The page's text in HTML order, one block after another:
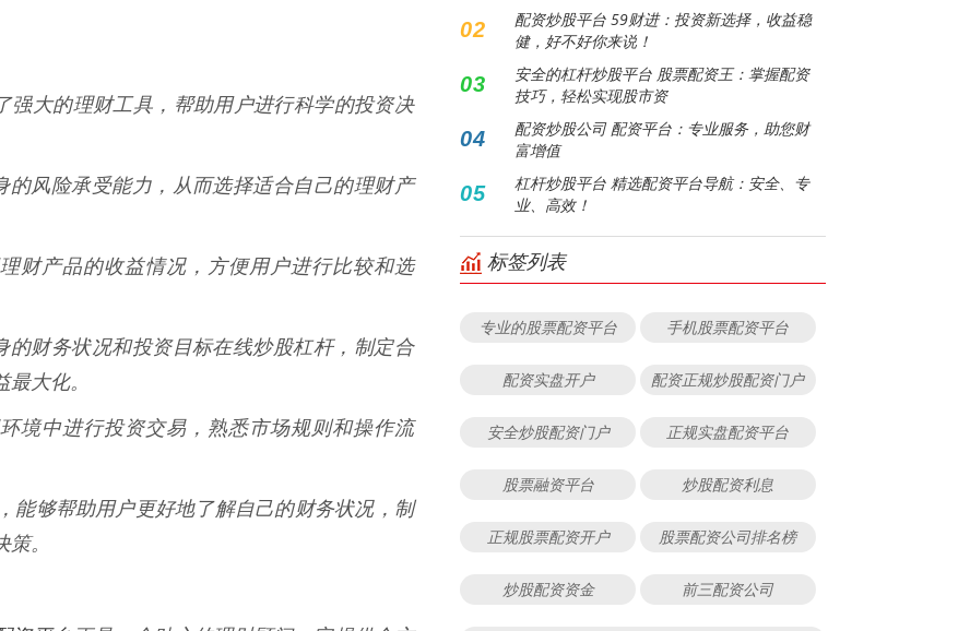
强大的理财工具，帮助用户进行科学的投资决
风险承受能力，从而选择适合自己的理财产
财产品的收益情况，方便用户进行比较和选
财务状况和投资目标在线炒股杠杆，制定合
大化。
境中进行投资交易，熟悉市场规则和操作流
能够帮助用户更好地了解自己的财务状况，制
。
02
配资炒股平台 59财进：投资新选择，收益稳
健，好不好你来说！
03
安全的杠杆炒股平台 股票配资王：掌握配资
技巧，轻松实现股市资
04
配资炒股公司 配资平台：专业服务，助您财
富增值
05
杠杆炒股平台 精选配资平台导航：安全、专
业、高效！
标签列表
专业的股票配资平台 手机股票配资平台
配资实盘开户 配资正规炒股配资门户
安全炒股配资门户 正规实盘配资平台
股票融资平台 炒股配资利息
正规股票配资开户 股票配资公司排名榜
炒股配资资金 前三配资公司